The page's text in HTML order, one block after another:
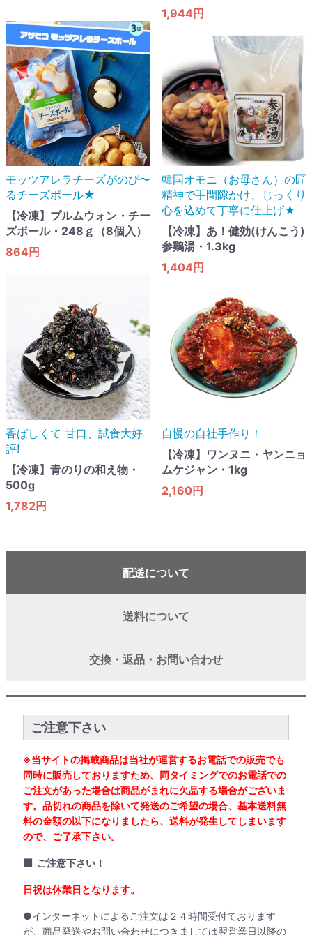
1,944円
モッツアレラチーズがのび〜
るチーズボール★
【冷凍】プルムウォン・チー
ズボール・248ｇ（8個入）
864円
韓国オモニ（お母さん）の匠
精神で手間隙かけ、じっくり
心を込めて丁寧に仕上げ★
【冷凍】あ！健効(けんこう)
参鷄湯・1.3kg
1,404円
香ばしくて 甘口​、試食大好
評!
【冷凍】青のりの和え物・
500g
1,782円
自慢の自社手作り！
【冷凍】ワンヌニ・ヤンニョ
ムケジャン・1kg
2,160円
配送について
送料について
交換・返品・お問い合わせ
ご注意下さい
※当サイトの掲載商品は当社が運営するお電話での販売でも
同時に販売しておりますため、同タイミングでのお電話での
ご注文があった場合は商品がまれに欠品する場合がございま
す。品切れの商品を除いて発送のご希望の場合、基本送料無
料の金額の以下になりましたら、送料が発生してしまいます
ので、ご了承下さい。
■ ご注意下さい！
日祝は休業日となります。
●インターネットによるご注文は２４時間受付ております
が、商品発送やお問い合わせにつきましては翌営業日以降の